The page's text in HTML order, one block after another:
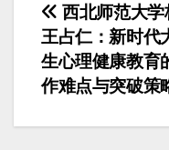
文
章
导
航
西北师范大学
王占仁：新时代
生心理健康教育
作难点与突破策